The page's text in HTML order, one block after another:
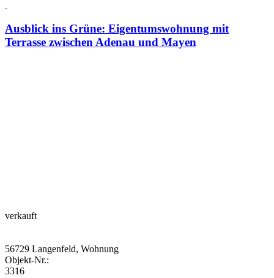
Ausblick ins Grüne: Eigentumswohnung mit
Terrasse zwischen Adenau und Mayen
verkauft
56729 Langenfeld, Wohnung
Objekt-Nr.:
3316